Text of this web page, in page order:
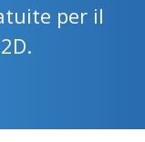
per il